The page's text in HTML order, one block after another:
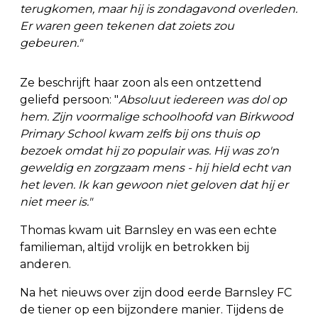
terugkomen, maar hij is zondagavond overleden.
Er waren geen tekenen dat zoiets zou
gebeuren."
Ze beschrijft haar zoon als een ontzettend
geliefd persoon: "Absoluut iedereen was dol op
hem. Zijn voormalige schoolhoofd van Birkwood
Primary School kwam zelfs bij ons thuis op
bezoek omdat hij zo populair was. Hij was zo'n
geweldig en zorgzaam mens - hij hield echt van
het leven. Ik kan gewoon niet geloven dat hij er
niet meer is."
Thomas kwam uit Barnsley en was een echte
familieman, altijd vrolijk en betrokken bij
anderen.
Na het nieuws over zijn dood eerde Barnsley FC
de tiener op een bijzondere manier. Tijdens de